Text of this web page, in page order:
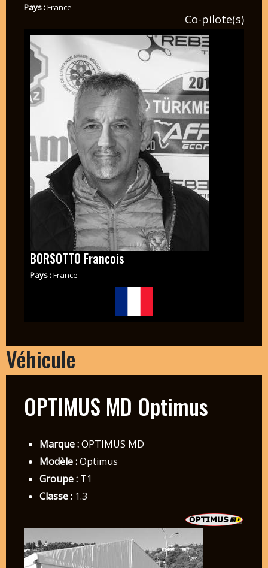
Pays :France
Co-pilote(s)
BORSOTTO Francois
Pays :France
Véhicule
OPTIMUS MD Optimus
Marque :OPTIMUS MD
Modèle :Optimus
Groupe :T1
Classe :1.3